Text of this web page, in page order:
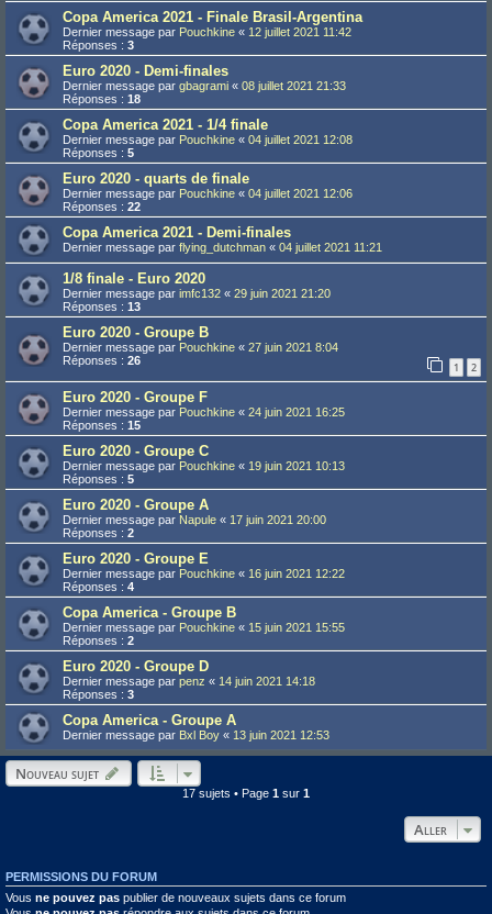
Copa America 2021 - Finale Brasil-Argentina
Dernier message par Pouchkine « 12 juillet 2021 11:42
Réponses : 3
Euro 2020 - Demi-finales
Dernier message par gbagrami « 08 juillet 2021 21:33
Réponses : 18
Copa America 2021 - 1/4 finale
Dernier message par Pouchkine « 04 juillet 2021 12:08
Réponses : 5
Euro 2020 - quarts de finale
Dernier message par Pouchkine « 04 juillet 2021 12:06
Réponses : 22
Copa America 2021 - Demi-finales
Dernier message par flying_dutchman « 04 juillet 2021 11:21
1/8 finale - Euro 2020
Dernier message par imfc132 « 29 juin 2021 21:20
Réponses : 13
Euro 2020 - Groupe B
Dernier message par Pouchkine « 27 juin 2021 8:04
Réponses : 26 1 2
Euro 2020 - Groupe F
Dernier message par Pouchkine « 24 juin 2021 16:25
Réponses : 15
Euro 2020 - Groupe C
Dernier message par Pouchkine « 19 juin 2021 10:13
Réponses : 5
Euro 2020 - Groupe A
Dernier message par Napule « 17 juin 2021 20:00
Réponses : 2
Euro 2020 - Groupe E
Dernier message par Pouchkine « 16 juin 2021 12:22
Réponses : 4
Copa America - Groupe B
Dernier message par Pouchkine « 15 juin 2021 15:55
Réponses : 2
Euro 2020 - Groupe D
Dernier message par penz « 14 juin 2021 14:18
Réponses : 3
Copa America - Groupe A
Dernier message par Bxl Boy « 13 juin 2021 12:53
Nouveau sujet
17 sujets • Page 1 sur 1
Aller
PERMISSIONS DU FORUM
Vous ne pouvez pas publier de nouveaux sujets dans ce forum